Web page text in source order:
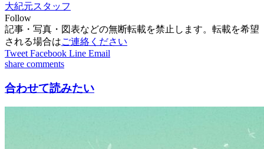
大紀元スタッフ
Follow
記事・写真・図表などの無断転載を禁止します。転載を希望
される場合はご連絡ください
Tweet Facebook Line Email
share comments
合わせて読みたい